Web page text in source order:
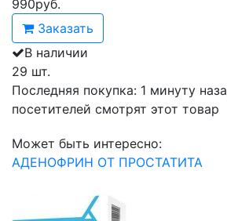
990руб.
Заказать
В наличии
29 шт.
Последняя покупка: 1 минуту
посетителей смотрят этот товар
Может быть интересно:
АДЕНОФРИН ОТ ПРОСТАТИТА